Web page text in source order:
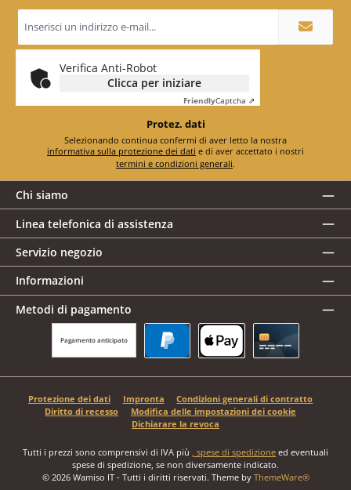
*
Verifica Anti-Robot
Clicca per iniziare
FriendlyCaptcha ⇗
Protez. dati
informativa sulla protezione dei dati
termini e condizioni generali.
Chi siamo
Linea telefonica di assistenza
Servizio negozio
Informazioni
Metodi di pagamento
Pagamento anticipato
Protezione dei dati Impronta
Condizioni generali di contratto
Diritto di recesso
Modifica delle impostazioni dei cookie
Dichiarare la revoca
Tutti i prezzi sono comprensivi di IVA più , spese di spedizione ed eventuali
spese di spedizione, se non diversamente indicato.
© 2026 Wamiso IT - Tutti i diritti riservati. Theme by ThemeWare®